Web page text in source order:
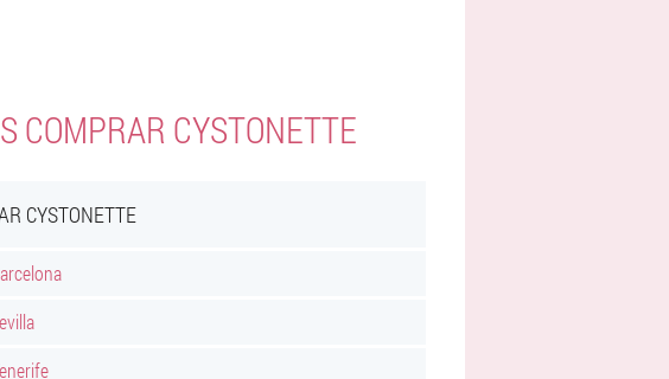
COMPRAR CYSTONETTE
CYSTONETTE